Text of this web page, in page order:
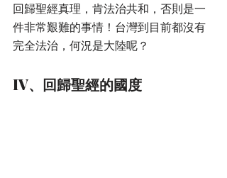
回歸聖經真理，肯法治共和，否則是一
件非常艱難的事情！台灣到目前都沒有
完全法治，何況是大陸呢？
IV、回歸聖經的國度